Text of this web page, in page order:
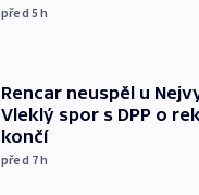
před 5h
Rencar neuspěl u
Vleklý spor s DPP o
končí
před 7h